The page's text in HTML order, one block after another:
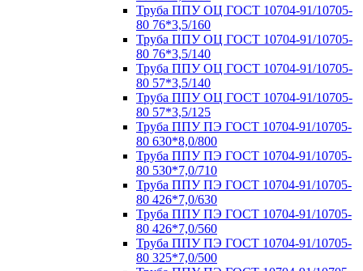
Труба ППУ ОЦ ГОСТ 10704-91/10705-
80 76*3,5/160
Труба ППУ ОЦ ГОСТ 10704-91/10705-
80 76*3,5/140
Труба ППУ ОЦ ГОСТ 10704-91/10705-
80 57*3,5/140
Труба ППУ ОЦ ГОСТ 10704-91/10705-
80 57*3,5/125
Труба ППУ ПЭ ГОСТ 10704-91/10705-
80 630*8,0/800
Труба ППУ ПЭ ГОСТ 10704-91/10705-
80 530*7,0/710
Труба ППУ ПЭ ГОСТ 10704-91/10705-
80 426*7,0/630
Труба ППУ ПЭ ГОСТ 10704-91/10705-
80 426*7,0/560
Труба ППУ ПЭ ГОСТ 10704-91/10705-
80 325*7,0/500